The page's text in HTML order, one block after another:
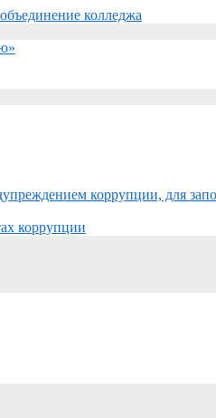
колледжа
коррупции, для
коррупции